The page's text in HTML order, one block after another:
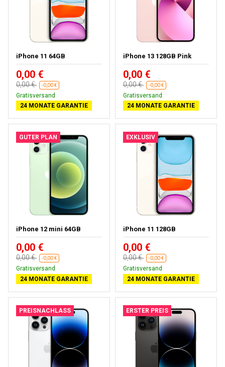
iPhone 11 64GB
0,00 €
0,00 € -0,00 €
Gratisversand
24 MONATE GARANTIE
iPhone 13 128GB Pink
0,00 €
0,00 € -0,00 €
Gratisversand
24 MONATE GARANTIE
GUTER PLAN
iPhone 12 mini 64GB
0,00 €
0,00 € -0,00 €
Gratisversand
24 MONATE GARANTIE
EXKLUSIV
iPhone 11 128GB
0,00 €
0,00 € -0,00 €
Gratisversand
24 MONATE GARANTIE
PREISNACHLASS ERSTER PREIS